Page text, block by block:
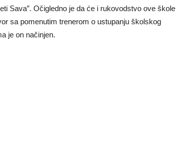
Sava”. Očigledno je da će i rukovodstvo ove škole
sa pomenutim trenerom o ustupanju školskog
je on načinjen.